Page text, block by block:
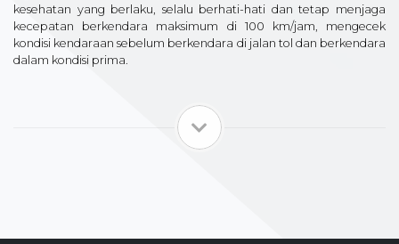
kesehatan yang berlaku, selalu berhati-hati dan tetap menjaga
kecepatan berkendara maksimum di 100 km/jam, mengecek
kondisi kendaraan sebelum berkendara di jalan tol dan berkendara
dalam kondisi prima.